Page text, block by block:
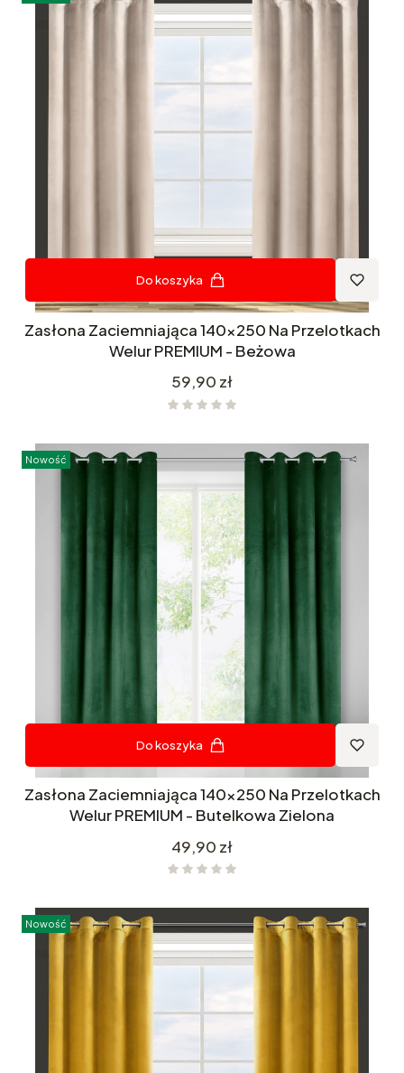
Do koszyka
Zasłona Zaciemniająca 140x250 Na Przelotkach
Welur PREMIUM - Beżowa
Cena
59,90 zł
Nowość
Do koszyka
Zasłona Zaciemniająca 140x250 Na Przelotkach
Welur PREMIUM - Butelkowa Zielona
Cena
49,90 zł
Nowość